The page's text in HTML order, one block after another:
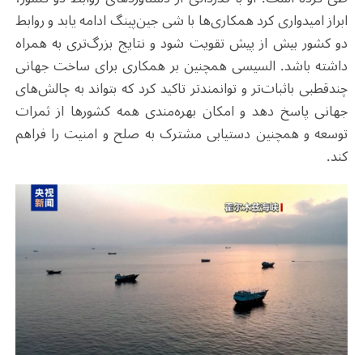
ابراز امیدواری کرد همکاری‌ها با شی جین‌پینگ ادامه یابد و روابط
دو کشور بیش از پیش تقویت شود و نتایج بزرگ‌تری به همراه
داشته باشد. السیسی همچنین بر همکاری برای ساخت جهانی
چندقطبی باثبات‌تر و توانمندتر تاکید کرد که بتواند به چالش‌های
جهانی پاسخ دهد و امکان بهره‌مندی همه کشورها از ثمرات
توسعه و همچنین دستیابی مشترک به صلح و امنیت را فراهم
کند.